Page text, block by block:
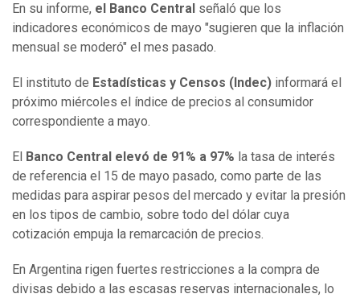
En su informe, el Banco Central señaló que los
indicadores económicos de mayo "sugieren que la inflación
mensual se moderó" el mes pasado.
El instituto de Estadísticas y Censos (Indec) informará el
próximo miércoles el índice de precios al consumidor
correspondiente a mayo.
El Banco Central elevó de 91% a 97% la tasa de interés
de referencia el 15 de mayo pasado, como parte de las
medidas para aspirar pesos del mercado y evitar la presión
en los tipos de cambio, sobre todo del dólar cuya
cotización empuja la remarcación de precios.
En Argentina rigen fuertes restricciones a la compra de
divisas debido a las escasas reservas internacionales, lo